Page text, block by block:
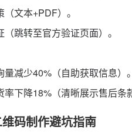
文本+PDF）。
（跳转至官方验证页面）。
量减少40%（自助获取信息）。
率下降18%（清晰展示售后条
码制作避坑指南